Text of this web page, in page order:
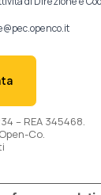
– REA 345468.
Co.